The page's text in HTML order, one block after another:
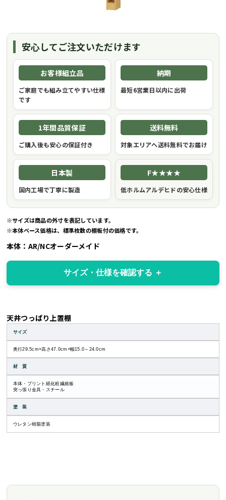
安心してご注文いただけます
お客様組立品
ご家庭でも組み立てやすい仕様
です
納期
最短6営業日以内に出荷
1年間品質保証
ご購入後も安心の保証付き
送料無料
対象エリアへ送料無料でお届け
日本製
国内工場で丁寧に製造
F★★★★
低ホルムアルデヒドの安心仕様
※サイズは商品の外寸を表記しています。
※本体ベース価格は、標準枚数の棚板付の価格です。
本体：AR/NCオーダーメイド
サイズ・仕様を確認する
天井つっぱり上置棚
サイズ
奥行29.5cm×高さ47.0cm×幅15.0～24.0cm
材 質
本体・プリント紙化粧繊維板
突っ張り金具・スチール
塗 装
ウレタン樹脂塗装